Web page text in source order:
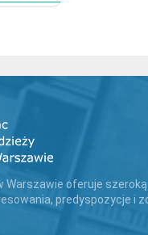
Warszawie oferuje
predyspozycje i